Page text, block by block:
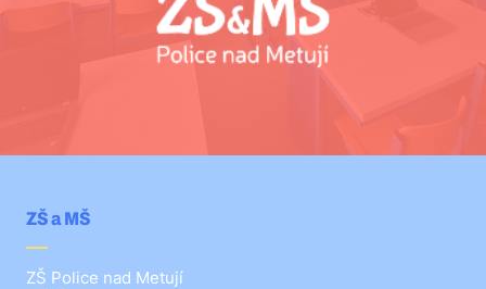
ZŠ a MŠ
ZŠ Police nad Metují